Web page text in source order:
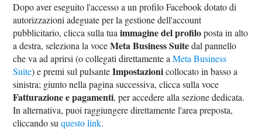
Dopo aver eseguito l'accesso a un profilo Facebook dotato di
autorizzazioni adeguate per la gestione dell'account
pubblicitario, clicca sulla tuaimmagine del profiloposta in alto
a destra, seleziona la voceMeta Business Suitedal pannello
che va ad aprirsi (o collegati direttamente aMeta Business
Suite) e premi sul pulsanteImpostazionicollocato in basso a
sinistra; giunto nella pagina successiva, clicca sulla voce
Fatturazione e pagamenti, per accedere alla sezione dedicata.
In alternativa, puoi raggiungere direttamente l'area preposta,
cliccando suquesto link.